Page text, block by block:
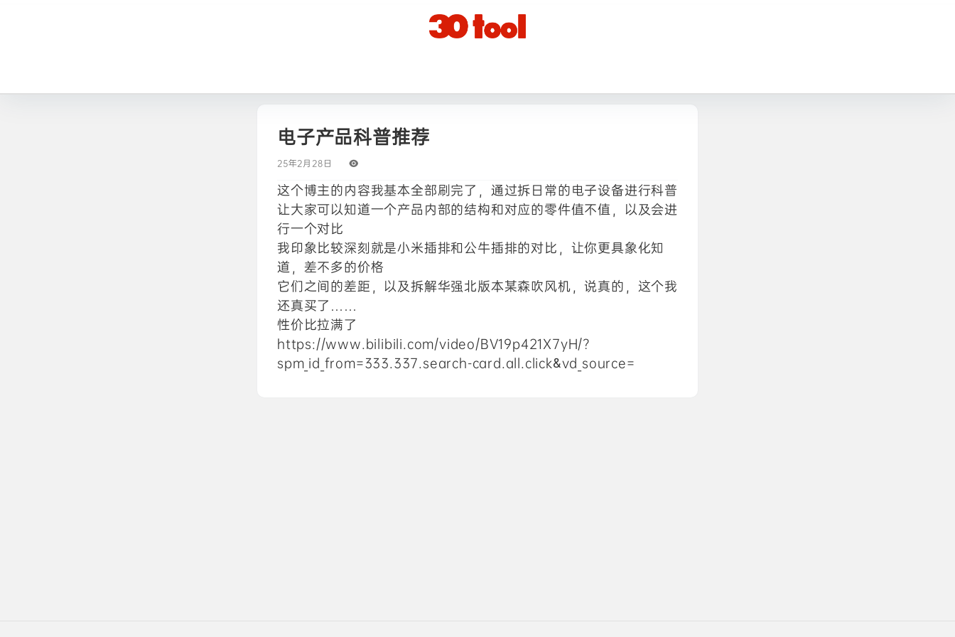
电子产品科普推荐
25年2月28日
这个博主的内容我基本全部刷完了，通过拆日常的电子设备进行科普
让大家可以知道一个产品内部的结构和对应的零件值不值，以及会进
行一个对比
我印象比较深刻就是小米插排和公牛插排的对比，让你更具象化知
道，差不多的价格
它们之间的差距，以及拆解华强北版本某森吹风机，说真的，这个我
还真买了……
性价比拉满了
https://www.bilibili.com/video/BV19p421X7yH/?
spm_id_from=333.337.search-card.all.click&vd_source=